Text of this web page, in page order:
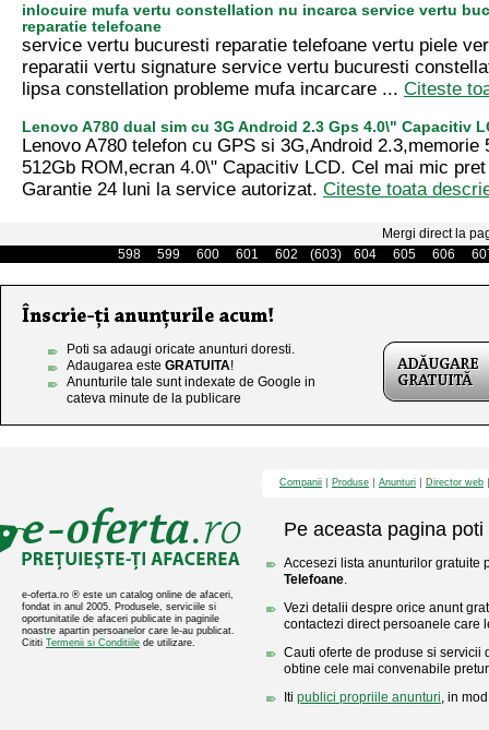
inlocuire mufa vertu constellation nu incarca service vertu
reparatie telefoane
service vertu bucuresti reparatie telefoane vertu piele
reparatii vertu signature service vertu bucuresti
lipsa constellation probleme mufa incarcare ... Citeste
Lenovo A780 dual sim cu 3G Android 2.3 Gps 4.0\" Capacitiv
Lenovo A780 telefon cu GPS si 3G,Android 2.3,memorie
512Gb ROM,ecran 4.0\" Capacitiv LCD. Cel mai mic
Garantie 24 luni la service autorizat. Citeste toata
Mergi direct la
598
599 600 601 602 (603) 604 605 606
Poti sa adaugi oricate anunturi doresti.
Adaugarea este GRATUITA!
Anunturile tale sunt indexate de Google in
cateva minute de la publicare
e-oferta.ro ® este un catalog online de afaceri,
fondat in anul 2005. Produsele, serviciile si
oportunitatile de afaceri publicate in paginile
noastre apartin persoanelor care le-au publicat.
Cititi Termenii si Conditiile de utilizare.
Companii Produse Anunturi Director web
Pe aceasta pagina poti
Accesezi lista anunturilor gratuite
Telefoane.
Vezi detalii despre orice anunt
contactezi direct persoanele care
Cauti oferte de produse si servicii
obtine cele mai convenabile
Iti publici propriile anunturi, in